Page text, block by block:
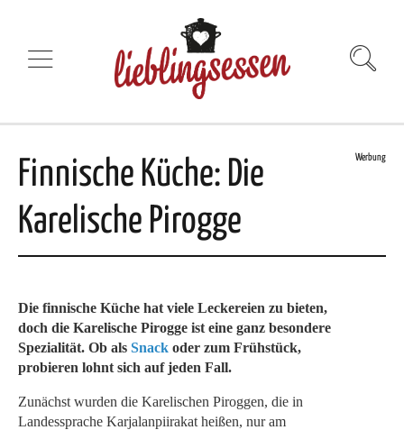
Finnische Küche: Die
Karelische Pirogge
Werbung
Die finnische Küche hat viele Leckereien zu bieten,
doch die Karelische Pirogge ist eine ganz besondere
Spezialität. Ob als Snack oder zum Frühstück,
probieren lohnt sich auf jeden Fall.
Zunächst wurden die Karelischen Piroggen, die in
Landessprache Karjalanpiirakat heißen, nur am